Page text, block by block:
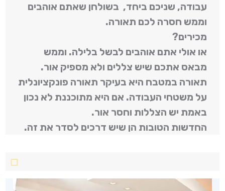
עבודה, שניכם ביחד, בשולחן שאתם אוהבים
וממש חסרה לכם תאורה.
מכירים?
או אולי אתם אוהבים לבשל בלילה. וממש
מבאס אתכם שיש צללים ולא מספיק אור.
תאורה במטבח היא בעיקר תאורה פונקציונלית
על משטחי העבודה. אם היא מתוכננת לא נכון
באמת יש הצללות וחסר אור.
החדשות הטובות הן שיש דרכים לסדר את זה.